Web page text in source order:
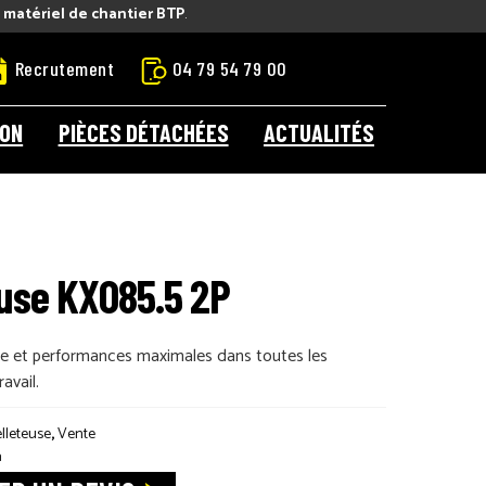
de chantier BTP.
Recrutement 04 79 54 79 00
PIÈCES DÉTACHÉES ACTUALITÉS
KX085.5 2P
et performances maximales dans toutes les
,Vente